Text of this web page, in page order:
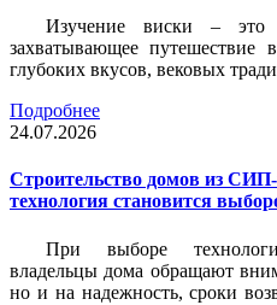
Изучение виски – это
захватывающее
глубоких вкусов, вековых
Подробнее
24.07.2026
Строительство домов из
технология становится
При выборе
владельцы дома обращают
но и на надежность, сроки